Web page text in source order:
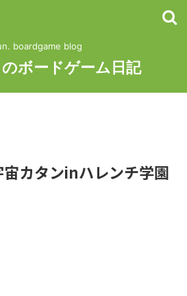
boardgame blog
のボードゲーム日記
カタンinハレンチ学園